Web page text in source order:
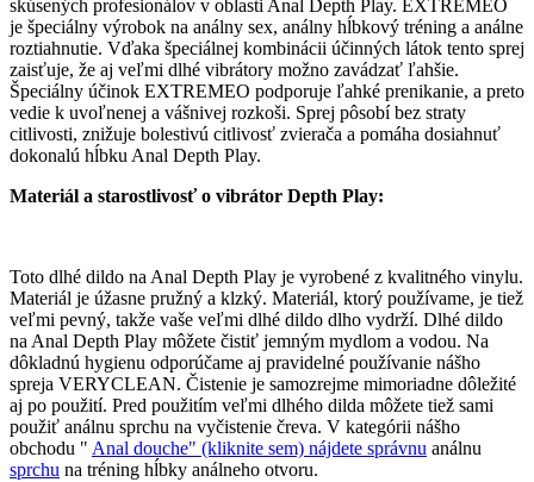
skúsených profesionálov v oblasti Anal Depth Play. EXTREMEO
je špeciálny výrobok na análny sex, análny hĺbkový tréning a análne
roztiahnutie. Vďaka špeciálnej kombinácii účinných látok tento sprej
zaisťuje, že aj veľmi dlhé vibrátory možno zavádzať ľahšie.
Špeciálny účinok EXTREMEO podporuje ľahké prenikanie, a preto
vedie k uvoľnenej a vášnivej rozkoši. Sprej pôsobí bez straty
citlivosti, znižuje bolestivú citlivosť zvierača a pomáha dosiahnuť
dokonalú hĺbku Anal Depth Play.
Materiál a starostlivosť o vibrátor Depth Play:
Toto dlhé dildo na Anal Depth Play je vyrobené z kvalitného vinylu.
Materiál je úžasne pružný a klzký. Materiál, ktorý používame, je tiež
veľmi pevný, takže vaše veľmi dlhé dildo dlho vydrží. Dlhé dildo
na Anal Depth Play môžete čistiť jemným mydlom a vodou. Na
dôkladnú hygienu odporúčame aj pravidelné používanie nášho
spreja VERYCLEAN. Čistenie je samozrejme mimoriadne dôležité
aj po použití. Pred použitím veľmi dlhého dilda môžete tiež sami
použiť análnu sprchu na vyčistenie čreva. V kategórii nášho
obchodu " Anal douche" (kliknite sem) nájdete správnu análnu
sprchu na tréning hĺbky análneho otvoru.